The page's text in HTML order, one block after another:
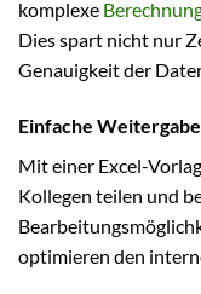
komplexe
Dies spart nicht nur
Genauigkeit der
Einfache
Mit einer Excel-
Kollegen teilen und
optimieren den